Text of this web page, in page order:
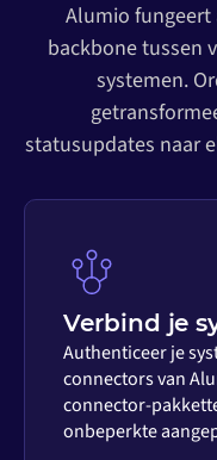
Alumio fungeert
backbone tussen
systemen.
statusupdates naar
Verbind je
Authenticeer je
connectors van
connector-
onbeperkte